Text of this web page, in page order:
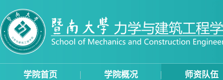
学院首页 学院概况 师资队伍